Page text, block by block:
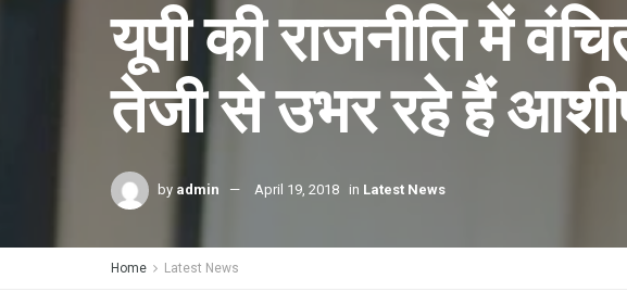
यूपी की राजनीति में
तेजी से उभर रहे हैं
by admin April 19, 2018 in Latest News
Home Latest News